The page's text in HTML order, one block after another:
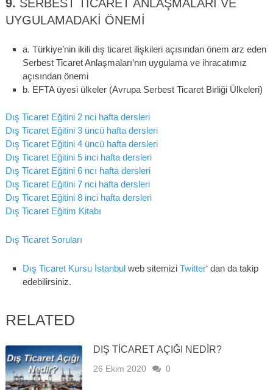
9. SERBEST TICARET ANLAŞMALARI VE
UYGULAMADAKI ÖNEMI
a. Türkiye’nin ikili dış ticaret ilişkileri açısından önem arz eden
Serbest Ticaret Anlaşmaları’nın uygulama ve ihracatımız
açısından önemi
b. EFTA üyesi ülkeler (Avrupa Serbest Ticaret Birliği Ülkeleri)
Dış Ticaret Eğitini 2 nci hafta dersleri
Dış Ticaret Eğitini 3 üncü hafta dersleri
Dış Ticaret Eğitini 4 üncü hafta dersleri
Dış Ticaret Eğitini 5 inci hafta dersleri
Dış Ticaret Eğitini 6 ncı hafta dersleri
Dış Ticaret Eğitini 7 nci hafta dersleri
Dış Ticaret Eğitini 8 inci hafta dersleri
Dış Ticaret Eğitim Kitabı
Dış Ticaret Soruları
Dış Ticaret Kursu İstanbul web sitemiziTwitter‘ dan da takip
edebilirsiniz.
RELATED
DIŞ TICARET AÇIĞI NEDIR?
26 Ekim 2020 0